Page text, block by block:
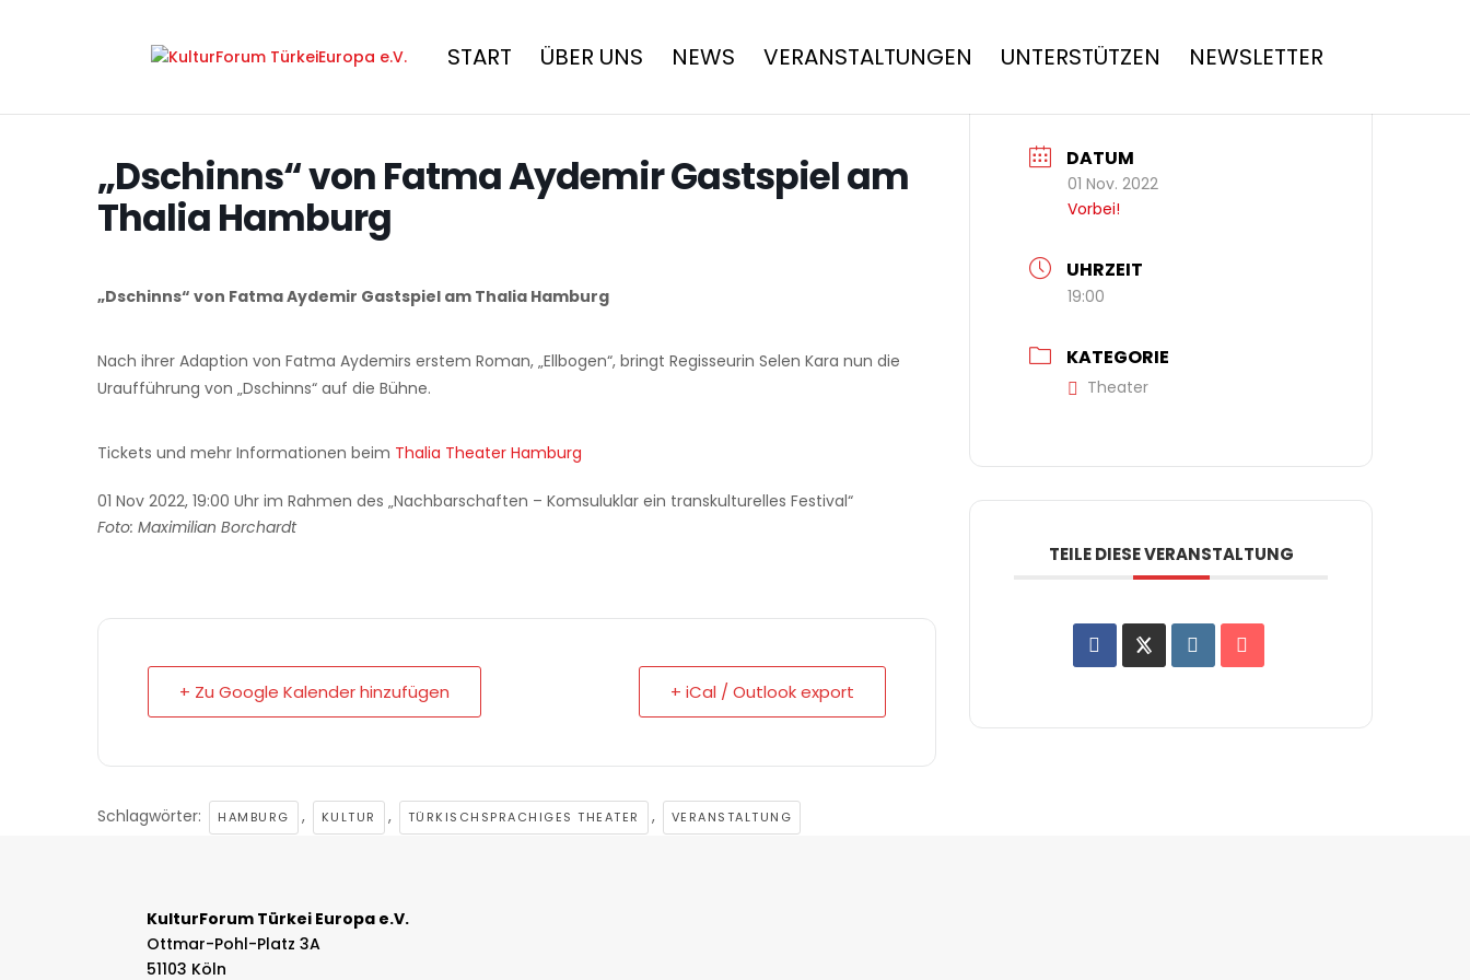
START ÜBER UNS NEWS VERANSTALTUNGEN UNTERSTÜTZEN NEWSLETTER
„Dschinns“ von Fatma Aydemir Gastspiel am
Thalia Hamburg
„Dschinns“ von Fatma Aydemir Gastspiel am Thalia Hamburg
Nach ihrer Adaption von Fatma Aydemirs erstem Roman, „Ellbogen“, bringt Regisseurin Selen Kara nun die
Uraufführung von „Dschinns“ auf die Bühne.
Tickets und mehr Informationen beim Thalia Theater Hamburg
01 Nov 2022, 19:00 Uhr im Rahmen des „Nachbarschaften – Komsuluklar ein transkulturelles Festival“
Foto: Maximilian Borchardt
+ Zu Google Kalender hinzufügen + iCal / Outlook export
Schlagwörter: HAMBURG , KULTUR , TÜRKISCHSPRACHIGES THEATER , VERANSTALTUNG
DATUM
01 Nov. 2022
Vorbei!
UHRZEIT
19:00
KATEGORIE
Theater
TEILE DIESE VERANSTALTUNG
KulturForum Türkei Europa e.V.
Ottmar-Pohl-Platz 3A
51103 Köln